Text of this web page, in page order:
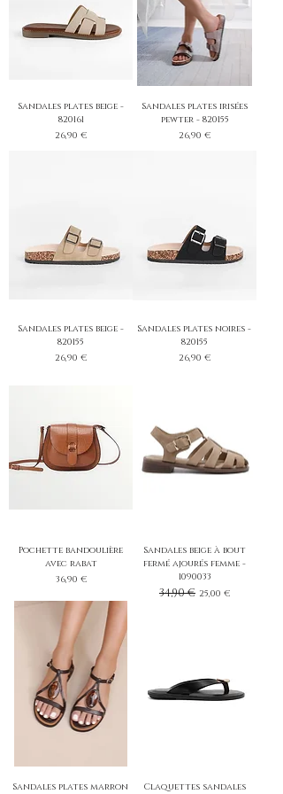
Sandales plates beige -
820161
Prix
26,90 €
Sandales plates irisées
pewter - 820155
Prix
26,90 €
Sandales plates beige -
820155
Prix
26,90 €
Sandales plates noires -
820155
Prix
26,90 €
Pochette bandoulière
avec rabat
Prix
36,90 €
Sandales beige à bout
fermé ajourés femme -
1090033
Prix original
34,90 € Prix promotionnel
25,00 €
Sandales plates marron
Claquettes sandales